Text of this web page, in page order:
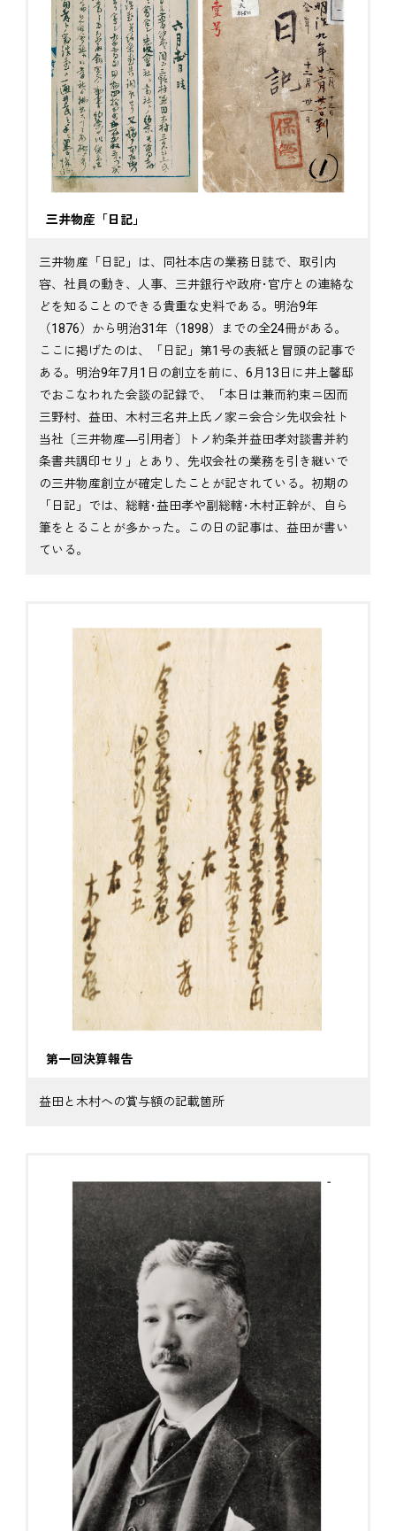
三井物産「日記」
三井物産「日記」は、同社本店の業務日誌で、取引内
容、社員の動き、人事、三井銀行や政府･官庁との連絡な
どを知ることのできる貴重な史料である。明治9年
（1876）から明治31年（1898）までの全24冊がある。
ここに掲げたのは、「日記」第1号の表紙と冒頭の記事で
ある。明治9年7月1日の創立を前に、6月13日に井上馨邸
でおこなわれた会談の記録で、「本日は兼而約束ニ因而
三野村、益田、木村三名井上氏ノ家ニ会合シ先収会社ト
当社〔三井物産―引用者〕トノ約条并益田孝対談書并約
条書共調印セリ」とあり、先収会社の業務を引き継いで
の三井物産創立が確定したことが記されている。初期の
「日記」では、総轄･益田孝や副総轄･木村正幹が、自ら
筆をとることが多かった。この日の記事は、益田が書い
ている。
第一回決算報告
益田と木村への賞与額の記載箇所